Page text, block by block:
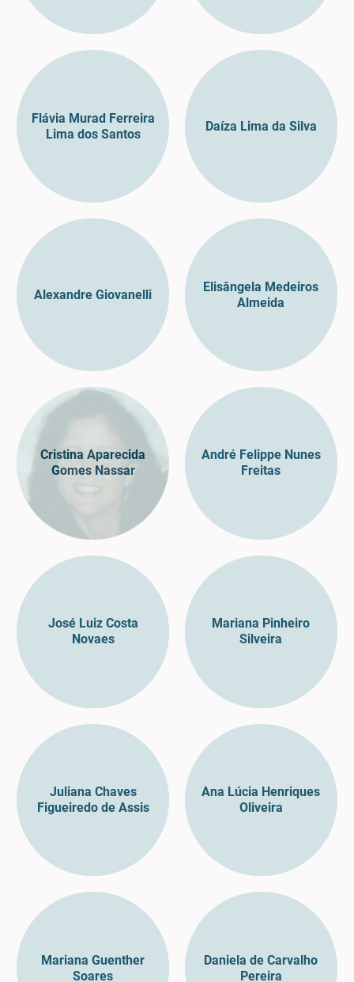
Flávia Murad Ferreira
Lima dos Santos
Daíza Lima da Silva
Alexandre Giovanelli
Elisângela Medeiros
Almeida
Cristina Aparecida
Gomes Nassar
André Felippe Nunes
Freitas
José Luiz Costa
Novaes
Mariana Pinheiro
Silveira
Juliana Chaves
Figueiredo de Assis
Ana Lúcia Henriques
Oliveira
Mariana Guenther
Soares
Daniela de Carvalho
Pereira